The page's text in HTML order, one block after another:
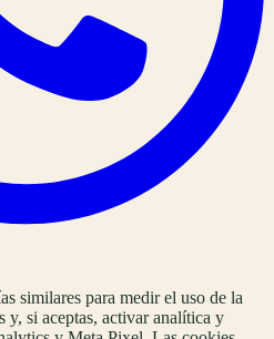
similares para medir el uso de la
y, si aceptas, activar analítica y